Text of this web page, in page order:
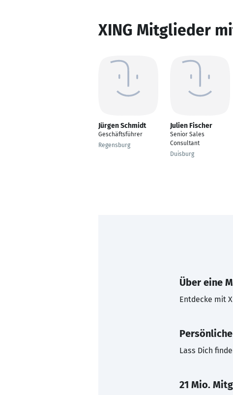
XING Mitglieder
Jürgen Schmidt
Geschäftsführer
Regensburg
Julien Fischer
Senior Sales
Consultant
Duisburg
Über eine
Entdecke mit
Lass Dich
21 Mio.